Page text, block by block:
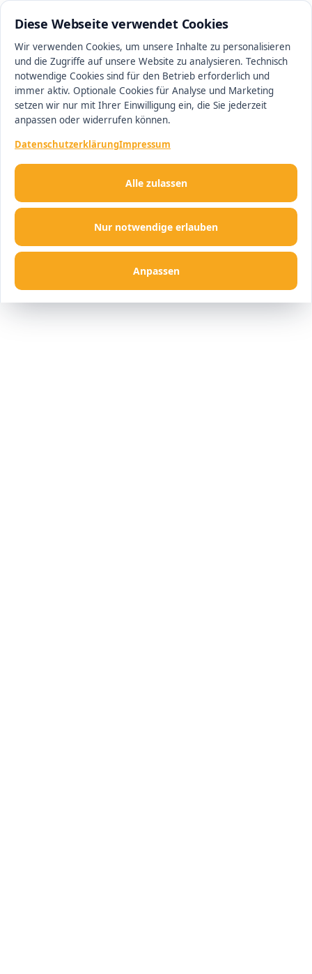
Diese Webseite verwendet Cookies
Wir verwenden Cookies, um unsere Inhalte zu personalisieren
und die Zugriffe auf unsere Website zu analysieren. Technisch
notwendige Cookies sind für den Betrieb erforderlich und
immer aktiv. Optionale Cookies für Analyse und Marketing
setzen wir nur mit Ihrer Einwilligung ein, die Sie jederzeit
anpassen oder widerrufen können.
DatenschutzerklärungImpressum
Nur notwendige erlauben
Anpassen
Alle zulassen